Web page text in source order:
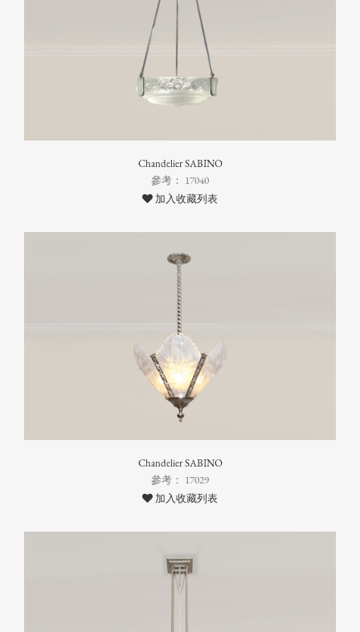
Chandelier SABINO
參考： 17040
加入收藏列表
Chandelier SABINO
參考： 17029
加入收藏列表